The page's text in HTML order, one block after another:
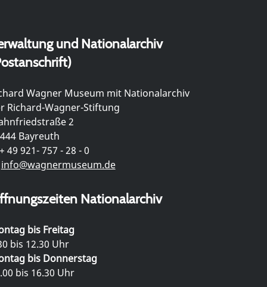
und Nationalarchiv
Wagner Museum mit Nationalarchiv
Richard-Wagner-Stiftung
2
Bayreuth
49 921- 757 - 28 - 0
info@wagnermuseum.de
Nationalarchiv
bis Freitag
bis 12.30 Uhr
bis Donnerstag
bis 16.30 Uhr